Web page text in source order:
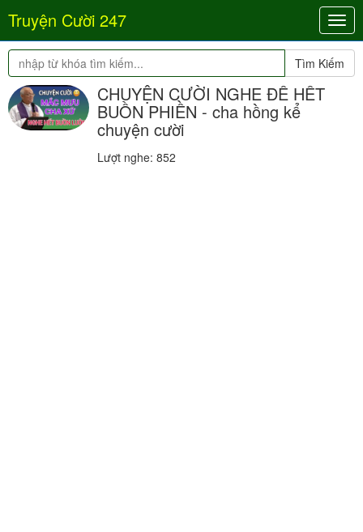
Truyện Cười 247
Tìm Kiếm
CHUYỆN CƯỜI NGHE ĐỂ HẾT
BUỒN PHIỀN - cha hồng kể
chuyện cười
Lượt nghe: 852